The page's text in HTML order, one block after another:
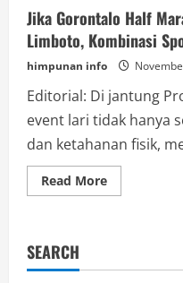
Jika Gorontalo Half
Limboto, Kombinasi
himpunan info
Editorial: Di jantung
event lari tidak hanya
dan ketahanan fisik,
Read MoreRead
more
Pindah
SEARCH